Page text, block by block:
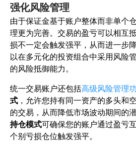
强化风险管理
由于保证金基于账户整体而非单个
理更为完善。交易的盈亏可以相互
损不一定会触发强平，从而进一步
以在多元化的投资组合中采用风险
的风险抵御能力。
统一交易账户还包括高级风险管理
式 ，允许您持有同一资产的多头和
的交易，从而降低市场波动期间的
持仓模式可确保您的账户通过盈亏
个别亏损仓位触发强平。